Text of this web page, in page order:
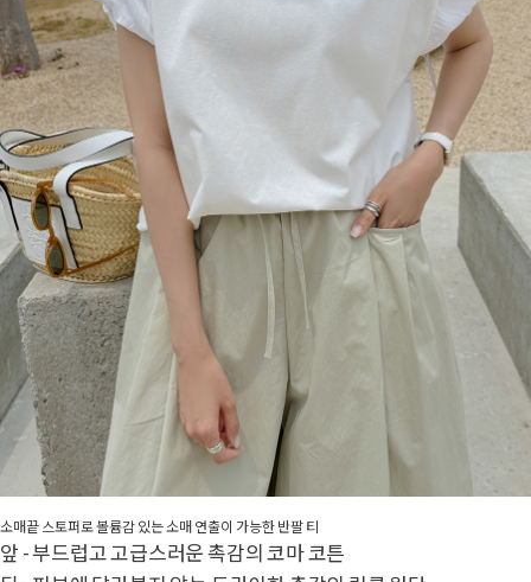
소매끝 스토퍼로 볼륨감 있는 소매 연출이 가능한 반팔 티
앞 - 부드럽고 고급스러운 촉감의 코마 코튼